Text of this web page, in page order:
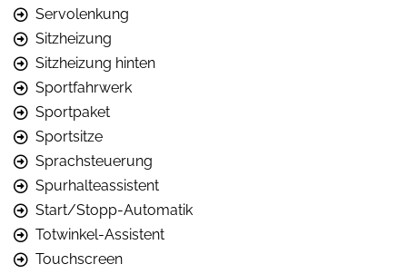
Servolenkung
Sitzheizung
Sitzheizung hinten
Sportfahrwerk
Sportpaket
Sportsitze
Sprachsteuerung
Spurhalteassistent
Start/Stopp-Automatik
Totwinkel-Assistent
Touchscreen